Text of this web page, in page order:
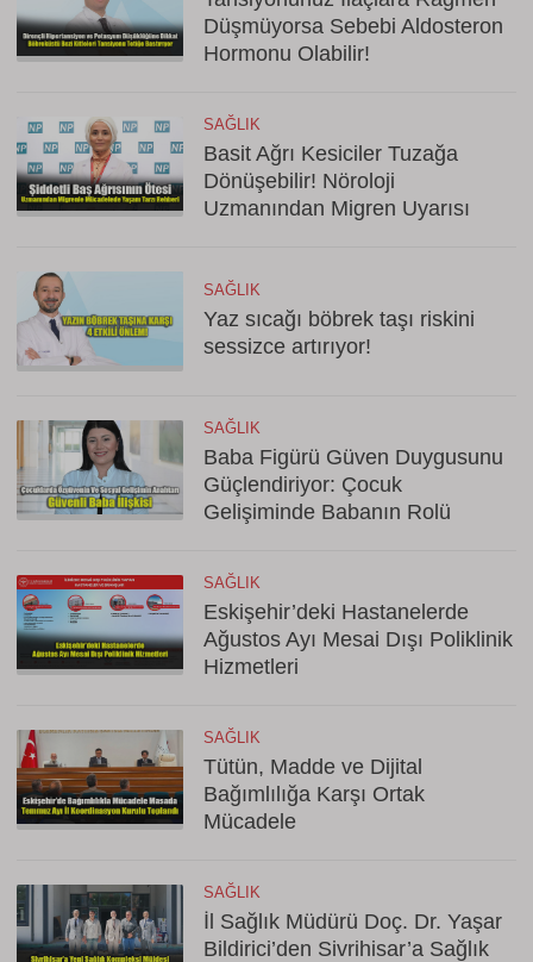
Düşmüyorsa Sebebi Aldosteron
Hormonu Olabilir!
SAĞLIK
Basit Ağrı Kesiciler Tuzağa
Dönüşebilir! Nöroloji
Uzmanından Migren Uyarısı
SAĞLIK
Yaz sıcağı böbrek taşı riskini
sessizce artırıyor!
SAĞLIK
Baba Figürü Güven Duygusunu
Güçlendiriyor: Çocuk
Gelişiminde Babanın Rolü
SAĞLIK
Eskişehir’deki Hastanelerde
Ağustos Ayı Mesai Dışı Poliklinik
Hizmetleri
SAĞLIK
Tütün, Madde ve Dijital
Bağımlılığa Karşı Ortak
Mücadele
SAĞLIK
İl Sağlık Müdürü Doç. Dr. Yaşar
Bildirici’den Sivrihisar’a Sağlık